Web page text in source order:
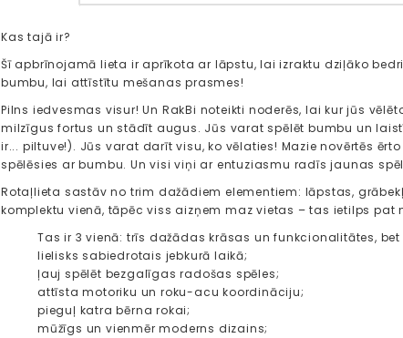
Kas tajā ir?
Šī apbrīnojamā lieta ir aprīkota ar lāpstu, lai izraktu dziļāko
bumbu, lai attīstītu mešanas prasmes!
Pilns iedvesmas visur! Un RakBi noteikti noderēs, lai kur jūs
milzīgus fortus un stādīt augus. Jūs varat spēlēt bumbu un
ir... piltuve!). Jūs varat darīt visu, ko vēlaties! Mazie novērtēs
spēlēsies ar bumbu. Un visi viņi ar entuziasmu radīs jaunas
Rotaļlieta sastāv no trim dažādiem elementiem: lāpstas,
komplektu vienā, tāpēc viss aizņem maz vietas – tas ietilps pat
Tas ir 3 vienā: trīs dažādas krāsas un funkcionalitātes,
lielisks sabiedrotais jebkurā laikā;
ļauj spēlēt bezgalīgas radošas spēles;
attīsta motoriku un roku-acu koordināciju;
pieguļ katra bērna rokai;
mūžīgs un vienmēr moderns dizains;